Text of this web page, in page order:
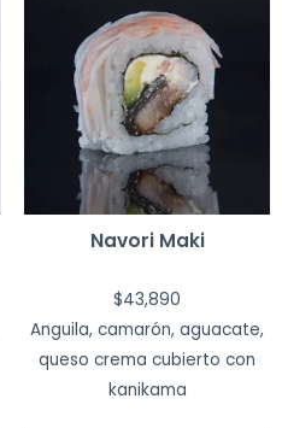
Navori Maki
$43,890
Anguila, camarón, aguacate,
queso crema cubierto con
kanikama